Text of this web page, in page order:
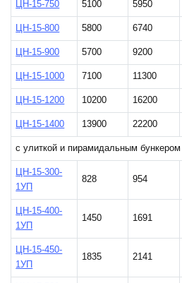
ЦН-15-750 5100 5950
ЦН-15-800 5800 6740
ЦН-15-900 5700 9200
ЦН-15-1000 7100 11300
ЦН-15-1200 10200 16200
ЦН-15-1400 13900 22200
с улиткой и пирамидальным бункером
ЦН-15-300-
1УП
828 954
ЦН-15-400-
1УП
1450 1691
ЦН-15-450-
1УП
1835 2141